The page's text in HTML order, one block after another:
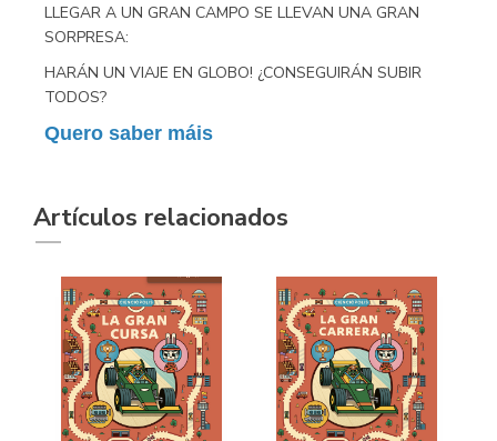
LLEGAR A UN GRAN CAMPO SE LLEVAN UNA GRAN
SORPRESA:
HARÁN UN VIAJE EN GLOBO! ¿CONSEGUIRÁN SUBIR
TODOS?
Quero saber máis
Artículos relacionados